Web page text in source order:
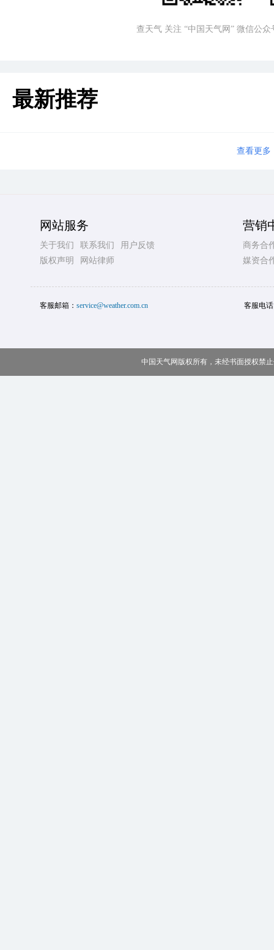
查天气 关注 “中国天气网” 微信公众
最新推荐
查看更多
网站服务
关于我们 联系我们
用户反馈
版权声明
网站律师
营销
商务合
媒资合
客服邮箱： service@weather.com.cn 客服电
中国天气网版权所有，未经书面授权